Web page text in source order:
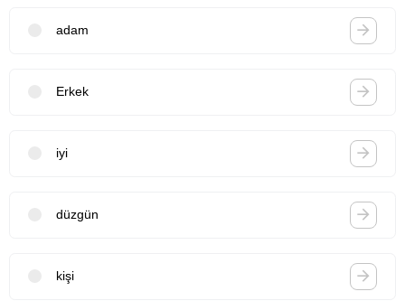
adam
Erkek
iyi
düzgün
kişi